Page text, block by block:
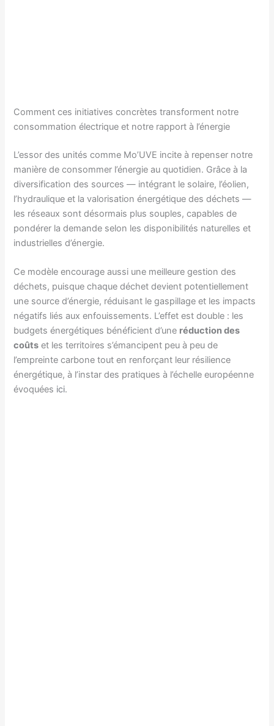
Comment ces initiatives concrètes transforment notre
consommation électrique et notre rapport à l’énergie
L’essor des unités comme Mo’UVE incite à repenser notre
manière de consommer l’énergie au quotidien. Grâce à la
diversification des sources — intégrant le solaire, l’éolien,
l’hydraulique et la valorisation énergétique des déchets —
les réseaux sont désormais plus souples, capables de
pondérer la demande selon les disponibilités naturelles et
industrielles d’énergie.
Ce modèle encourage aussi une meilleure gestion des
déchets, puisque chaque déchet devient potentiellement
une source d’énergie, réduisant le gaspillage et les impacts
négatifs liés aux enfouissements. L’effet est double : les
budgets énergétiques bénéficient d’une réduction des
coûts et les territoires s’émancipent peu à peu de
l’empreinte carbone tout en renforçant leur résilience
énergétique, à l’instar des pratiques à l’échelle européenne
évoquées ici.